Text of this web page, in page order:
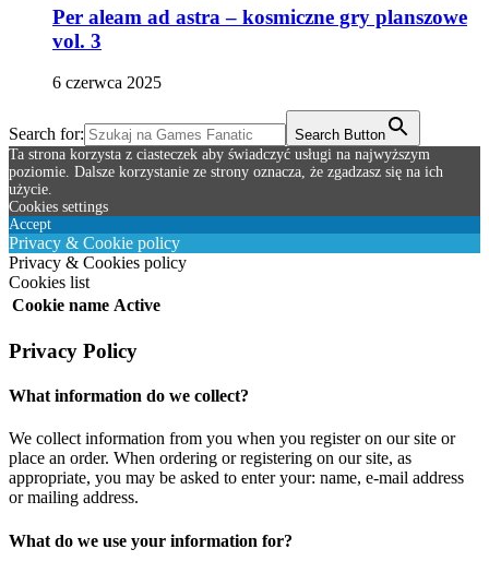
Per aleam ad astra – kosmiczne gry planszowe
vol. 3
6 czerwca 2025
Search for:
Search Button
Ta strona korzysta z ciasteczek aby świadczyć usługi na najwyższym
poziomie. Dalsze korzystanie ze strony oznacza, że zgadzasz się na ich
użycie.
Cookies settings
Accept
Privacy & Cookie policy
Privacy & Cookies policy
Cookies list
Cookie name Active
Privacy Policy
What information do we collect?
We collect information from you when you register on our site or
place an order. When ordering or registering on our site, as
appropriate, you may be asked to enter your: name, e-mail address
or mailing address.
What do we use your information for?